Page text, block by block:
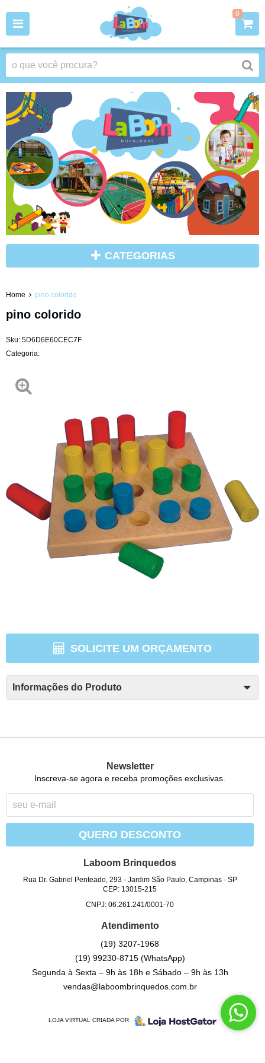
0
CATEGORIAS
Home pino colorido
pino colorido
Sku: 5D6D6E60CEC7F
Categoria:
SOLICITE UM ORÇAMENTO
Informações do Produto
Newsletter
Inscreva-se agora e receba promoções exclusivas.
QUERO DESCONTO
Laboom Brinquedos
Rua Dr. Gabriel Penteado, 293- Jardim São Paulo, Campinas- SP
CEP: 13015-215
CNPJ: 06.261.241/0001-70
Atendimento
(19) 3207-1968
(19) 99230-8715 (WhatsApp)
Segunda à Sexta – 9h às 18h e Sábado – 9h às 13h
vendas@laboombrinquedos.com.br
LOJA VIRTUAL CRIADA POR